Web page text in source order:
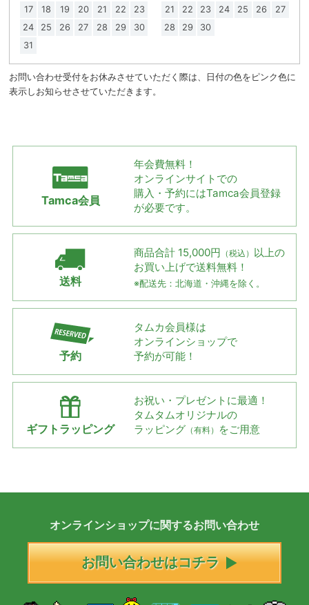
17
18 19 20 21 22
23
24
25 26 27 28 29
30
31
21
22 23 24 25 26
27
28
29 30
お問い合わせ受付をお休みさせていただく際は、日付の色をピンク色に
表示しお知らせさせていただきます。
Tamca会員
年会費無料！
オンラインサイトでの
購入・予約にはTamca会員登録
が必要です。
送料
商品合計 15,000円 （税込） 以上の
お買い上げで送料無料！
※配送先：北海道・沖縄を除く。
予約
タムカ会員様は
オンラインショップで
予約が可能！
ギフトラッピング
お祝い・プレゼントに最適！
タムタムオリジナルの
ラッピング （有料） をご用意
オンラインショップに関するお問い合わせ
お問い合わせはコチラ